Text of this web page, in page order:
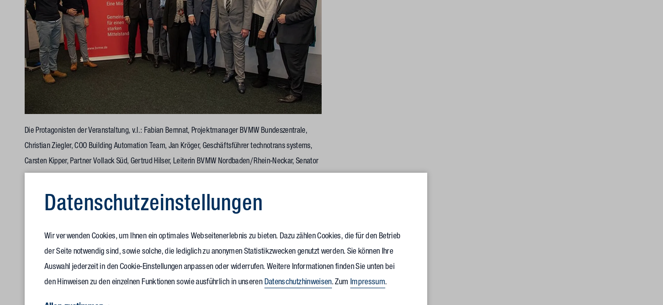
Die Protagonisten der Veranstaltung, v.l.: Fabian Bernnat, Projektmanager BVMW Bundeszentrale,
Christian Ziegler, COO Building Automation Team, Jan Kröger, Geschäftsführer technotrans systems,
Carsten Kipper, Partner Vollack Süd, Gertrud Hilser, Leiterin BVMW Nordbaden/Rhein-Neckar, Senator
Hartstahl, die Verbandsbeauftragte des BVMW, Andrea Bühler und Josef Stumpf, Leiter BVMW
Nordbaden/Rhein-Neckar
Gertrud Hilser und Josef Stumpf, Leitung der BVMW Wirtschaftsregion, begrüßten die Teilnehmenden, bevor Carsten
Kipper, Partner Vollack Süd, und Michael Koenig, CEO Lehnhoff Hartstahl, von Generalsekretär Christoph Ahlhaus ihre
Urkunden zur Berufung in den Bundeswirtschaftssenat überreicht bekamen. Im Anschluss stellte Fabian Bernnat,
Datenschutz­einstellungen
Wir verwenden Cookies, um Ihnen ein optimales Webseitenerlebnis zu bieten. Dazu zählen Cookies, die für den Betrieb
der Seite notwendig sind, sowie solche, die lediglich zu anonymen Statistikzwecken genutzt werden. Sie können Ihre
Auswahl jederzeit in den Cookie-Einstellungen anpassen oder widerrufen. Weitere Informationen finden Sie unten bei
den Hinweisen zu den einzelnen Funktionen sowie ausführlich in unseren Datenschutzhinweisen. Zum Impressum.